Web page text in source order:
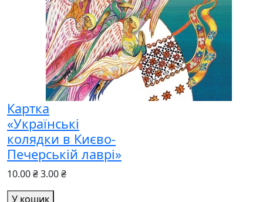
Картка
«Українські
колядки в Києво-
Печерській лаврі»
10.00 ₴3.00 ₴
У кошик